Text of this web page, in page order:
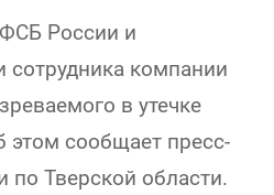
России и
сотрудника компании
в утечке
этом сообщает пресс-
Тверской области.